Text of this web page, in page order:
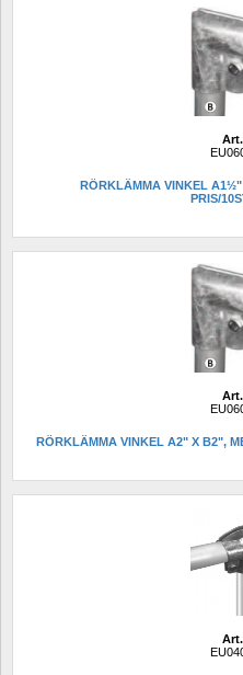
RÖRKLÄMMA VINKEL
PRIS/
RÖRKLÄMMA VINKEL A2" X B2",